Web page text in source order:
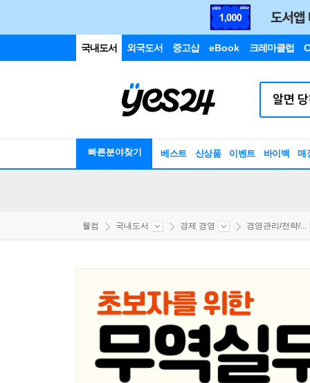
국내도서 외국도서 중고샵 eBook 크레마클럽
빠른분야찾기 베스트 신상품 이벤트 바이백 매
웰컴 국내도서 경제 경영 경영관리/전략/...